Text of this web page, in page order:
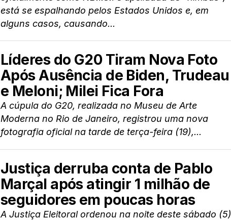
está se espalhando pelos Estados Unidos e, em
alguns casos, causando...
Líderes do G20 Tiram Nova Foto
Após Ausência de Biden, Trudeau
e Meloni; Milei Fica Fora
A cúpula do G20, realizada no Museu de Arte
Moderna no Rio de Janeiro, registrou uma nova
fotografia oficial na tarde de terça-feira (19),...
Justiça derruba conta de Pablo
Marçal após atingir 1 milhão de
seguidores em poucas horas
A Justiça Eleitoral ordenou na noite deste sábado (5)